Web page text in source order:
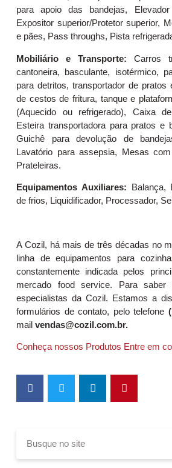
para apoio das bandejas,
Expositor superior/Protetor superior,
e pães, Pass throughs, Pista
Mobiliário e Transporte: Carros
cantoneira, basculante, isotérmico,
para detritos, transportador de pratos
de cestos de fritura, tanque e
(Aquecido ou refrigerado), Caixa
Esteira transportadora para pratos e
Guichê para devolução de
Lavatório para assepsia, Mesas
Prateleiras.
Equipamentos Auxiliares: Balança,
de frios, Liquidificador, Processador,
A Cozil, há mais de três décadas no
linha de equipamentos para
constantemente indicada pelos
mercado food service. Para
especialistas da Cozil. Estamos a
formulários de contato, pelo telefone
mail vendas@cozil.com.br.
Conheça nossos Produtos Entre em